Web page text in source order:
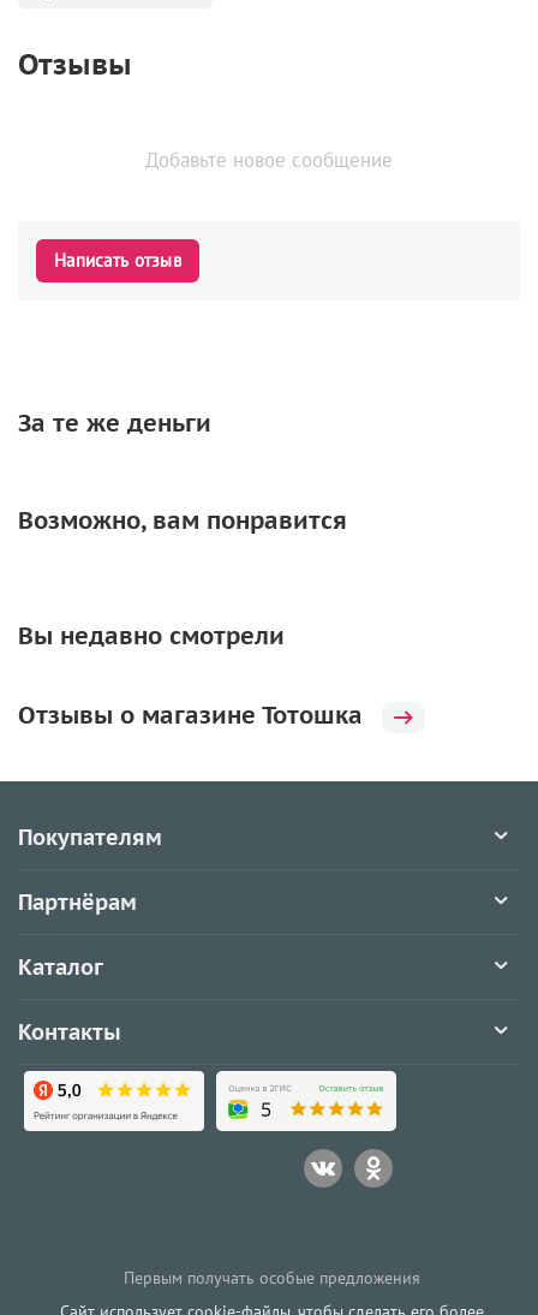
Отзывы
Добавьте новое сообщение
Написать отзыв
За те же деньги
Возможно, вам понравится
Вы недавно смотрели
Отзывы о магазине Тотошка
Покупателям
Партнёрам
Каталог
Контакты
Первым получать особые предложения